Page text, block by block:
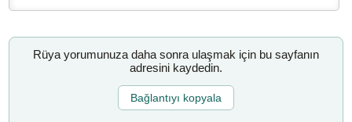
Rüya yorumunuza daha sonra ulaşmak için bu sayfanın
adresini kaydedin.
Bağlantıyı kopyala